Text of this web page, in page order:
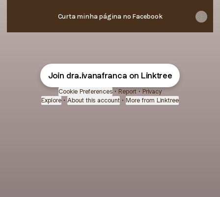
Curta minha página no Facebook
Join dra.ivanafranca on Linktree
Cookie Preferences • Report • Privacy
Explore • About this account • More from Linktree